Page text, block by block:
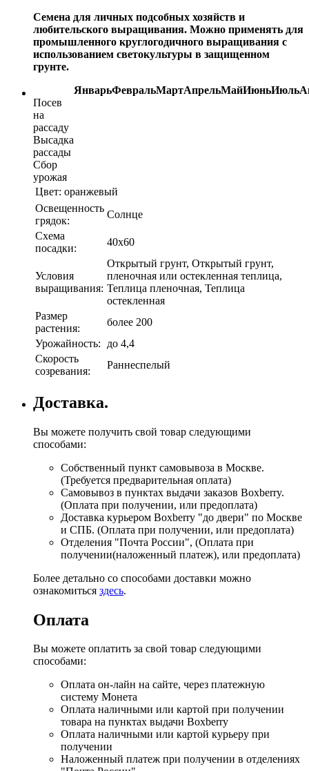
Семена для личных подсобных хозяйств и
любительского выращивания. Можно применять для
промышленного круглогодичного выращивания с
использованием светокультуры в защищенном
грунте.
ЯнварьФевральМартАпрельМайИюньИюль
Посев
на
рассаду
Высадка
рассады
Сбор
урожая
Цвет: оранжевый
Освещенность
грядок:
Солнце
Схема
посадки:
40х60
Условия
выращивания:
Открытый грунт, Открытый грунт,
пленочная или остекленная теплица,
Теплица пленочная, Теплица
остекленная
Размер
растения:
более 200
Урожайность:
до 4,4
Скорость
созревания:
Раннеспелый
Доставка.
Вы можете получить свой товар следующими
способами:
Собственный пункт самовывоза в Москве.
(Требуется предварительная оплата)
Самовывоз в пунктах выдачи заказов Boxberry.
(Оплата при получении, или предоплата)
Доставка курьером Boxberry "до двери" по Москве
и СПБ. (Оплата при получении, или предоплата)
Отделения "Почта России", (Оплата при
получении(наложенный платеж), или предоплата)
Более детально со способами доставки можно
ознакомиться здесь.
Оплата
Вы можете оплатить за свой товар следующими
способами:
Оплата он-лайн на сайте, через платежную
систему Монета
Оплата наличными или картой при получении
товара на пунктах выдачи Boxberry
Оплата наличными или картой курьеру при
получении
Наложенный платеж при получении в отделениях